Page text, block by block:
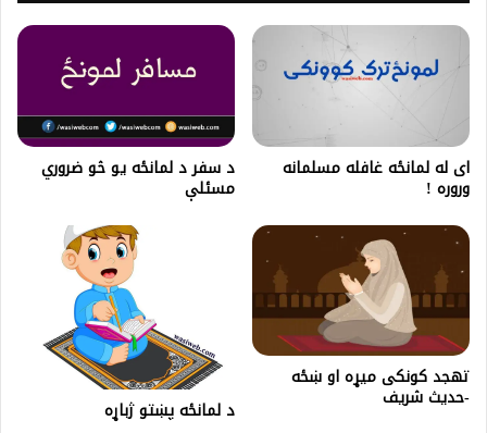
ای له لمانځه غافله مسلمانه
وروره !
د سفر د لمانځه یو څو ضروري
مسئلې
تهجد کونکی میړه او ښځه
-حدیث شریف د لمانځه پښتو ژباړه